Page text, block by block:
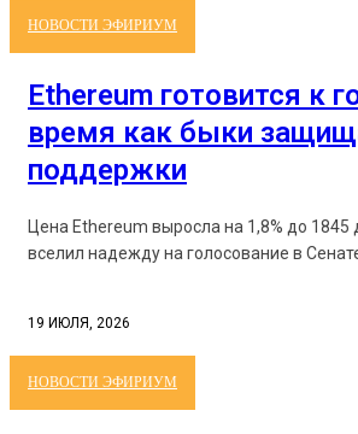
НОВОСТИ ЭФИРИУМ
Ethereum готовится к
время как быки
поддержки
Цена Ethereum выросла на 1,8% до 1845
вселил надежду на голосование в
19 ИЮЛЯ, 2026
НОВОСТИ ЭФИРИУМ